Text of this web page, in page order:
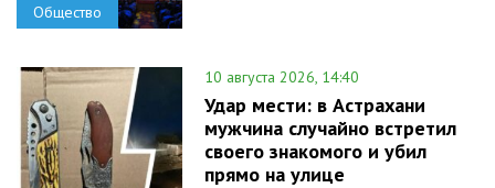
Общество
10 августа 2026, 14:40
Удар мести: в Астрахани
мужчина случайно встретил
своего знакомого и убил
прямо на улице